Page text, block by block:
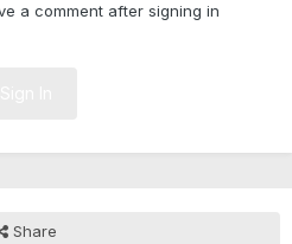
a comment after signing in
Share